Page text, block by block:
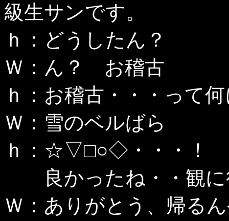
級生サンです。
ｈ：どうしたん？
Ｗ：ん？ お稽古
ｈ：お稽古・・・って
Ｗ：雪のベルばら
ｈ：☆▽□○◇・・・！
良かったね・・観に
Ｗ：ありがとう、帰る